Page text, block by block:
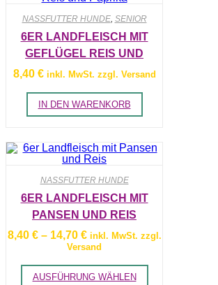
NASSFUTTER HUNDE, SENIOR
6ER LANDFLEISCH MIT
GEFLÜGEL REIS UND
PAPRIKA
8,40 € inkl. MwSt. zzgl. Versand
IN DEN WARENKORB
NASSFUTTER HUNDE
6ER LANDFLEISCH MIT
PANSEN UND REIS
8,40 € – 14,70 €Preisspanne:
8,40 €
14,70 €
inkl. MwSt. zzgl.
Versand
AUSFÜHRUNG WÄHLEN